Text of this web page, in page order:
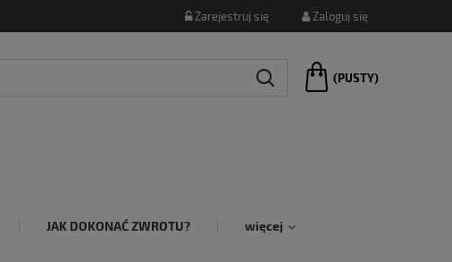
Zarejestruj się Zaloguj się
(PUSTY)
JAK DOKONAĆ ZWROTU? więcej